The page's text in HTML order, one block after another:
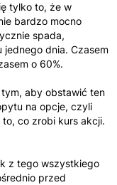
tylko to, że w
bardzo mocno
spada,
dnia. Czasem
o 60%.
aby obstawić ten
na opcje, czyli
co zrobi kurs akcji.
z tego wszystkiego
przed